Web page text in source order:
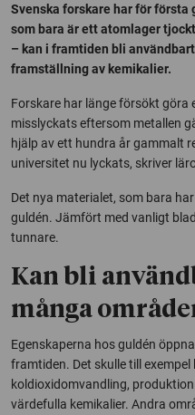
Svenska forskare har för första
som bara är ett atomlager
– kan i framtiden bli
framställning av kemikalier.
Forskare har länge försökt göra
misslyckats eftersom metallen
hjälp av ett hundra år gammalt
universitet nu lyckats, skriver
Det nya materialet, som bara
guldén. Jämfört med vanligt
tunnare.
Kan bli
många
Egenskaperna hos guldén
framtiden. Det skulle till
koldioxidomvandling,
värdefulla kemikalier. Andra